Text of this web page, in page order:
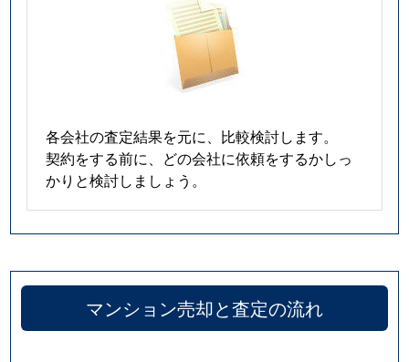
各会社の査定結果を元に、比較検討します。
契約をする前に、どの会社に依頼をするかしっ
かりと検討しましょう。
マンション売却と査定の流れ